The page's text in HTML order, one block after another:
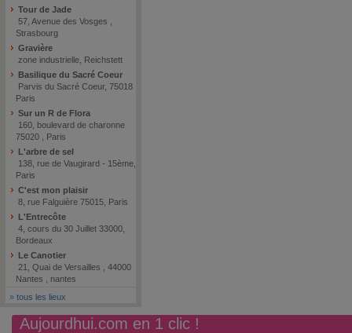
Tour de Jade
57, Avenue des Vosges ,
Strasbourg
Gravière
zone industrielle, Reichstett
Basilique du Sacré Coeur
Parvis du Sacré Coeur, 75018
Paris
Sur un R de Flora
160, boulevard de charonne
75020 , Paris
L'arbre de sel
138, rue de Vaugirard - 15ème,
Paris
C'est mon plaisir
8, rue Falguière 75015, Paris
L'Entrecôte
4, cours du 30 Juillet 33000,
Bordeaux
Le Canotier
21, Quai de Versailles , 44000
Nantes , nantes
» tous les lieux
Aujourdhui.com en 1 clic !